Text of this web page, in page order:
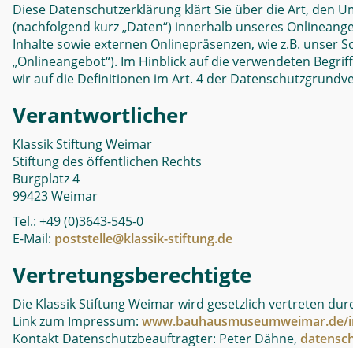
Diese Datenschutzerklärung klärt Sie über die Art, den
(nachfolgend kurz „Daten“) innerhalb unseres
Inhalte sowie externen Onlinepräsenzen, wie z.B. unser
„Onlineangebot“). Im Hinblick auf die verwendeten
wir auf die Definitionen im Art. 4 der
Verantwortlicher
Klassik Stiftung Weimar
Stiftung des öffentlichen Rechts
Burgplatz 4
99423 Weimar
Tel.: +49 (0)3643-545-0
E-Mail: poststelle@klassik-stiftung.de
Vertretungsberechtigte
Die Klassik Stiftung Weimar wird gesetzlich vertreten
Link zum Impressum:
Kontakt Datenschutzbeauftragter: Peter Dähne,